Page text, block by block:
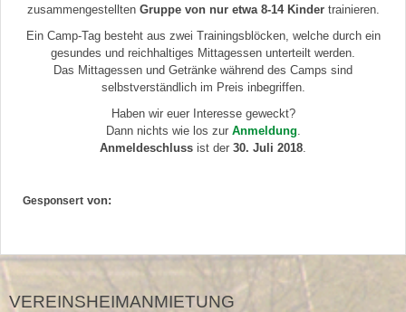
zusammengestellten Gruppe von nur etwa 8-14 Kinder trainieren.
Ein Camp-Tag besteht aus zwei Trainingsblöcken, welche durch ein
gesundes und reichhaltiges Mittagessen unterteilt werden.
Das Mittagessen und Getränke während des Camps sind
selbstverständlich im Preis inbegriffen.
Haben wir euer Interesse geweckt?
Dann nichts wie los zur Anmeldung
Anmeldeschluss ist der 30. Juli 2018
Gesponsert von:
VEREINSHEIMANMIETUNG